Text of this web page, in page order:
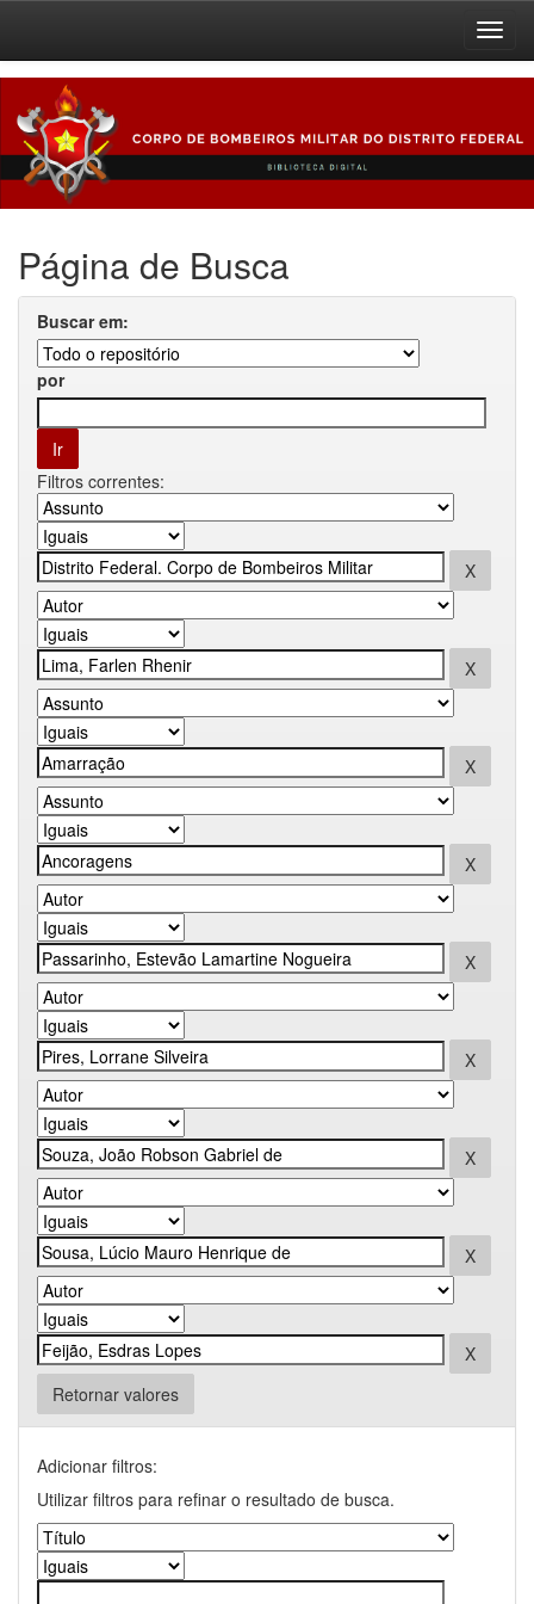
navigation
Página de Busca
Buscar em:
por
Filtros correntes:
Retornar valores
Adicionar filtros:
Utilizar filtros para refinar o resultado de busca.